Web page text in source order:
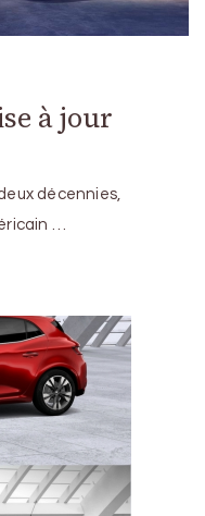
à jour
décennies,
…